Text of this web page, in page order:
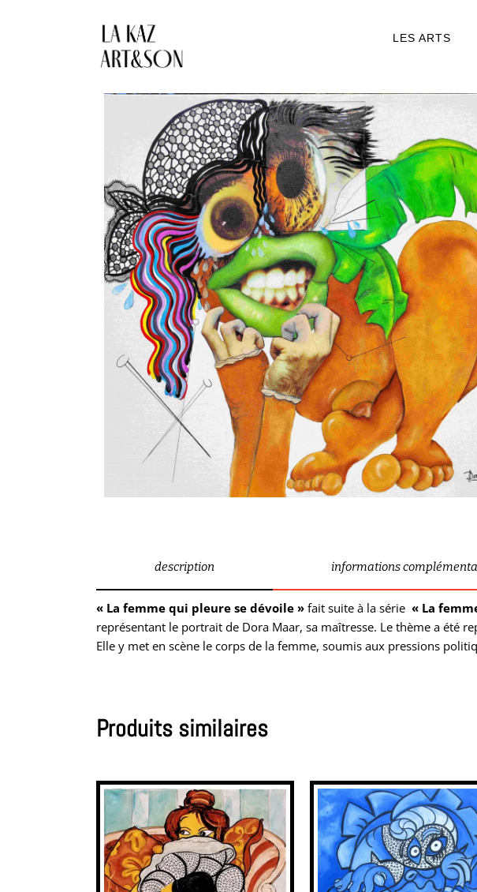
LES ARTS
description informations
« La femme qui pleure se dévoile » fait suite à la série « La
représentant le portrait de Dora Maar, sa maîtresse. Le thème a été
Elle y met en scène le corps de la femme, soumis aux pressions
Produits similaires